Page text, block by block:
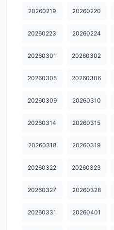
20260219 20260220
20260223 20260224
20260301 20260302
20260305 20260306
20260309 20260310
20260314 20260315
20260318 20260319
20260322 20260323
20260327 20260328
20260331 20260401